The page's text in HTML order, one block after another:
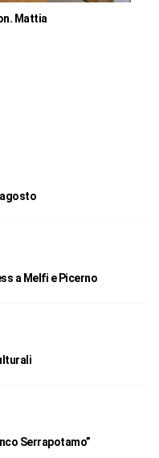
Mattia
a Melfi e Picerno
Serrapotamo”